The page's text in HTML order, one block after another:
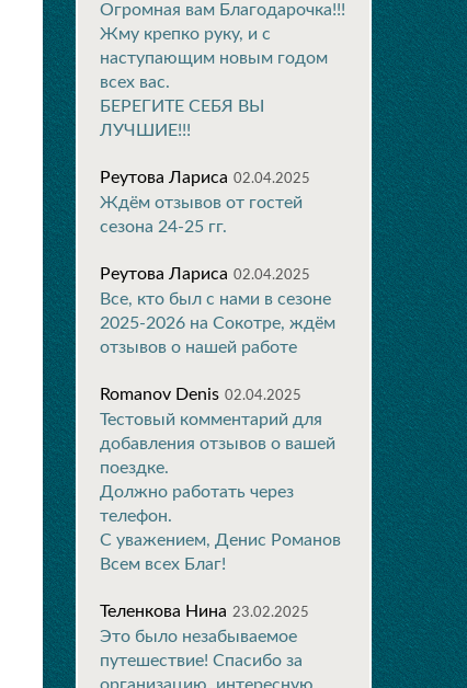
Огромная вам Благодарочка!!!
Жму крепко руку, и с
наступающим новым годом
всех вас.
БЕРЕГИТЕ СЕБЯ ВЫ
ЛУЧШИЕ!!!
Реутова Лариса 02.04.2025
Ждём отзывов от гостей
сезона 24-25 гг.
Реутова Лариса 02.04.2025
Все, кто был с нами в сезоне
2025-2026 на Сокотре, ждём
отзывов о нашей работе
Romanov Denis 02.04.2025
Тестовый комментарий для
добавления отзывов о вашей
поездке.
Должно работать через
телефон.
С уважением, Денис Романов
Всем всех Благ!
Теленкова Нина 23.02.2025
Это было незабываемое
путешествие! Спасибо за